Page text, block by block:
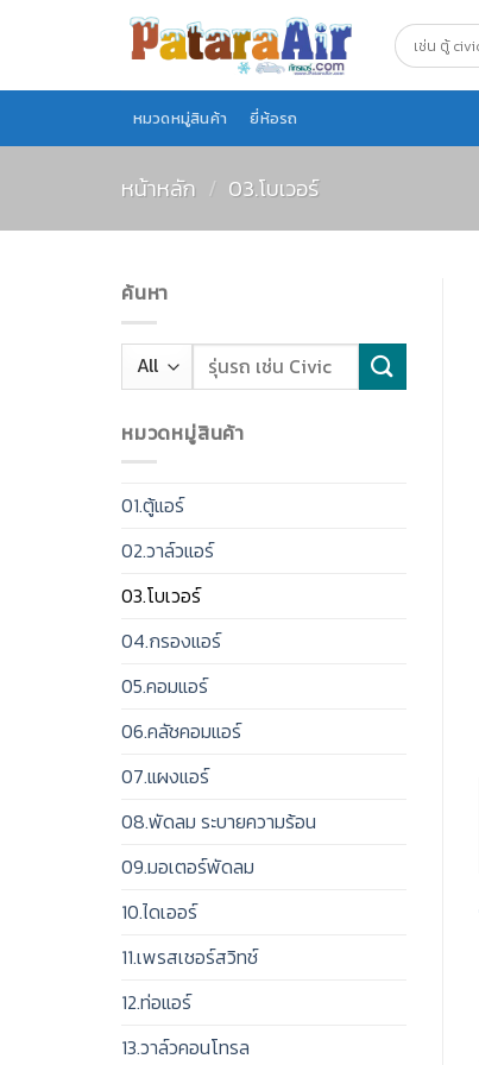
หมวดหมู่สินค้า ยี่ห้อรถ
หน้าหลัก / 03.โบเวอร์
ค้นหา
หมวดหมู่สินค้า
01.ตู้แอร์
02.วาล์วแอร์
03.โบเวอร์
04.กรองแอร์
05.คอมแอร์
06.คลัชคอมแอร์
07.แผงแอร์
08.พัดลม ระบายความร้อน
09.มอเตอร์พัดลม
10.ไดเออร์
11.เพรสเชอร์สวิทช์
12.ท่อแอร์
13.วาล์วคอนโทรล